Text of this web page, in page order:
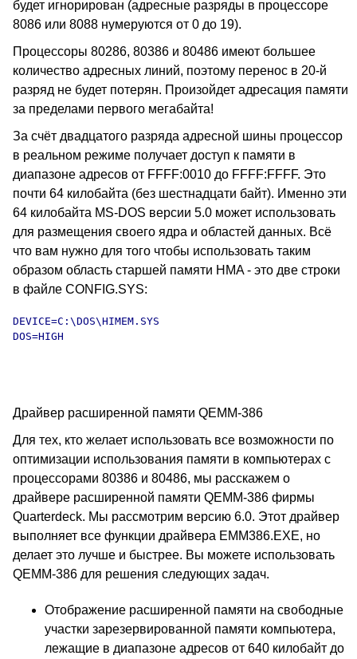
будет игнорирован (адресные разряды в процессоре
8086 или 8088 нумеруются от 0 до 19).
Процессоры 80286, 80386 и 80486 имеют большее
количество адресных линий, поэтому перенос в 20-й
разряд не будет потерян. Произойдет адресация памяти
за пределами первого мегабайта!
За счёт двадцатого разряда адресной шины процессор
в реальном режиме получает доступ к памяти в
диапазоне адресов от FFFF:0010 до FFFF:FFFF. Это
почти 64 килобайта (без шестнадцати байт). Именно эти
64 килобайта MS-DOS версии 5.0 может использовать
для размещения своего ядра и областей данных. Всё
что вам нужно для того чтобы использовать таким
образом область старшей памяти HMA - это две строки
в файле CONFIG.SYS:
DEVICE=C:\DOS\HIMEM.SYS
DOS=HIGH
Драйвер расширенной памяти QEMM-386
Для тех, кто желает использовать все возможности по
оптимизации использования памяти в компьютерах с
процессорами 80386 и 80486, мы расскажем о
драйвере расширенной памяти QEMM-386 фирмы
Quarterdeck. Мы рассмотрим версию 6.0. Этот драйвер
выполняет все функции драйвера EMM386.EXE, но
делает это лучше и быстрее. Вы можете использовать
QEMM-386 для решения следующих задач.
Отображение расширенной памяти на свободные
участки зарезервированной памяти компьютера,
лежащие в диапазоне адресов от 640 килобайт до